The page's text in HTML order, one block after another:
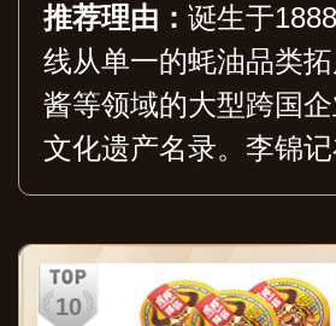
推荐理由： 诞生于
线从单一的蚝油品类
酱等领域的大型跨国
文化遗产名录。李锦
并建立了完善的营销